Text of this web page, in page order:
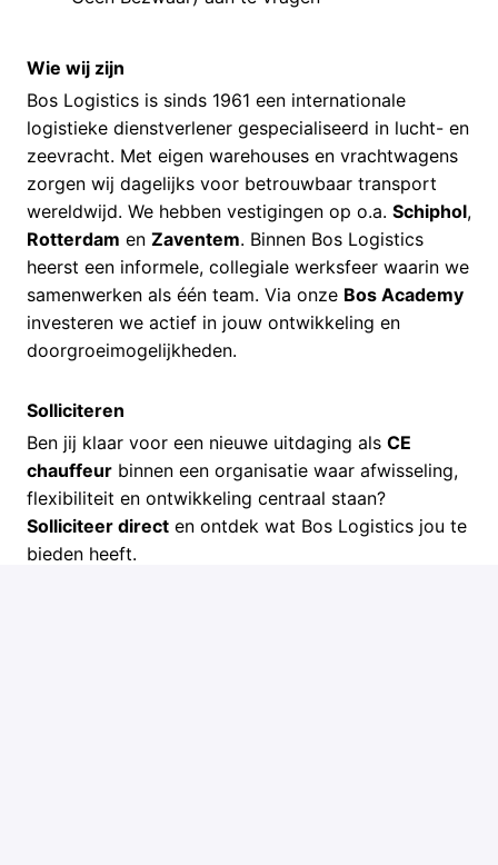
Wie wij zijn
Bos Logistics is sinds 1961 een internationale
logistieke dienstverlener gespecialiseerd in lucht- en
zeevracht. Met eigen warehouses en vrachtwagens
zorgen wij dagelijks voor betrouwbaar transport
wereldwijd. We hebben vestigingen op o.a. Schiphol,
Rotterdam en Zaventem. Binnen Bos Logistics
heerst een informele, collegiale werksfeer waarin we
samenwerken als één team. Via onze Bos Academy
investeren we actief in jouw ontwikkeling en
doorgroeimogelijkheden.
Solliciteren
Ben jij klaar voor een nieuwe uitdaging als CE
chauffeur binnen een organisatie waar afwisseling,
flexibiliteit en ontwikkeling centraal staan?
Solliciteer direct en ontdek wat Bos Logistics jou te
bieden heeft.